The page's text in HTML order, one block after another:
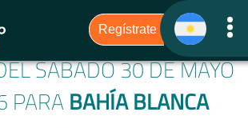
SÁBADO 30 DE MAYO
PARA BAHÍA BLANCA